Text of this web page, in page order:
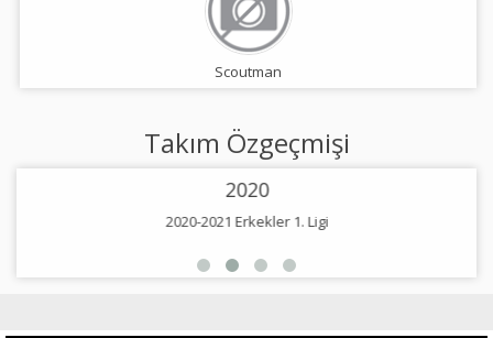
Scoutman
Takım Özgeçmişi
2020
2020-2021 Erkekler 1. Ligi